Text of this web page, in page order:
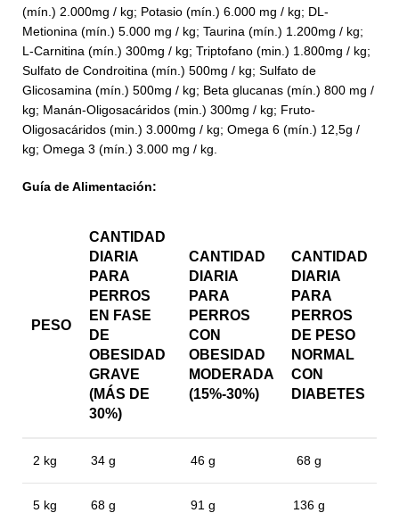
(mín.) 2.000mg / kg; Potasio (mín.) 6.000 mg / kg; DL-
Metionina (mín.) 5.000 mg / kg; Taurina (mín.) 1.200mg / kg;
L-Carnitina (mín.) 300mg / kg; Triptofano (min.) 1.800mg / kg;
Sulfato de Condroitina (mín.) 500mg / kg; Sulfato de
Glicosamina (mín.) 500mg / kg; Beta glucanas (mín.) 800 mg /
kg; Manán-Oligosacáridos (min.) 300mg / kg; Fruto-
Oligosacáridos (min.) 3.000mg / kg; Omega 6 (mín.) 12,5g /
kg; Omega 3 (mín.) 3.000 mg / kg.
Guía de Alimentación:
PESO
CANTIDAD
DIARIA
PARA
PERROS
EN FASE
DE
OBESIDAD
GRAVE
(MÁS DE
30%)
CANTIDAD
DIARIA
PARA
PERROS
CON
OBESIDAD
MODERADA
(15%-30%)
CANTIDAD
DIARIA
PARA
PERROS
DE PESO
NORMAL
CON
DIABETES
2 kg 34 g 46 g 68 g
5 kg 68 g 91 g 136 g